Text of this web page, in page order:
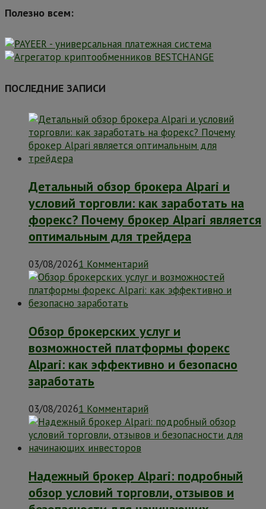
Полезно всем:
ПОСЛЕДНИЕ ЗАПИСИ
Детальный обзор брокера Alpari и
условий торговли: как заработать на
форекс? Почему брокер Alpari является
оптимальным для трейдера
03/08/20261 Комментарий
Обзор брокерских услуг и
возможностей платформы форекс
Alpari: как эффективно и безопасно
заработать
03/08/20261 Комментарий
Надежный брокер Alpari: подробный
обзор условий торговли, отзывов и